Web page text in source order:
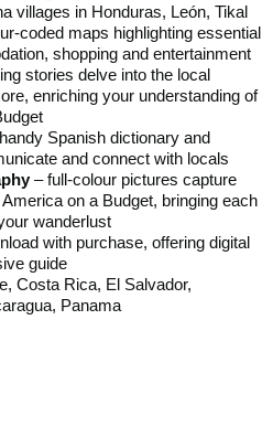
villages in Honduras, León, Tikal
coded maps highlighting essential
shopping and entertainment
stories delve into the local
enriching your understanding of
Spanish dictionary and
and connect with locals
– full-colour pictures capture
on a Budget, bringing each
wanderlust
with purchase, offering digital
guide
Costa Rica, El Salvador,
Panama